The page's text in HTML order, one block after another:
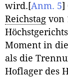
wird. [Anm. 5]
Reichstag von
Moment in
als die
Hoflager des